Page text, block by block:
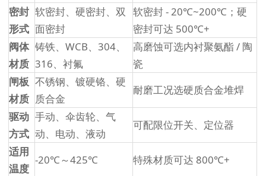
密封
形式
软密封、硬密封、双
面密封
软密封 - 20℃~200℃；硬
密封可达 500℃+
阀体
材质
铸铁、WCB、304、
316、衬氟
高磨蚀可选内衬聚氨酯 / 陶
瓷
闸板
材质
不锈钢、镀硬铬、硬
质合金
耐磨工况选硬质合金堆焊
驱动
方式
手动、伞齿轮、气
动、电动、液动
可配限位开关、定位器
适用
温度
-20℃～425℃ 特殊材质可达 800℃+